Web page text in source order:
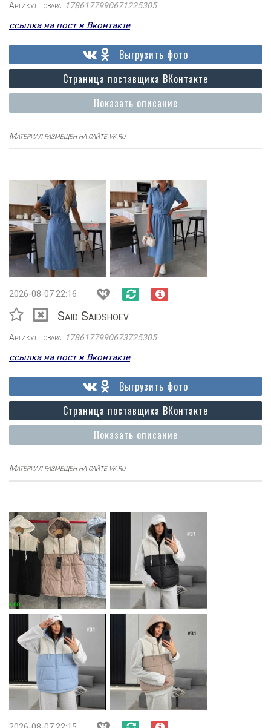
Артикул товара: 1786177990671225305
ссылка на пост в Вконтакте
Показать описание
Страница поставщика ВКонтакте
Выгрузить фото
Материал размещен на сайте vk.ru
2026-08-07 22:16
Said Saidshoev
Артикул товара: 1786177990673725305
ссылка на пост в Вконтакте
Показать описание
Страница поставщика ВКонтакте
Выгрузить фото
Материал размещен на сайте vk.ru